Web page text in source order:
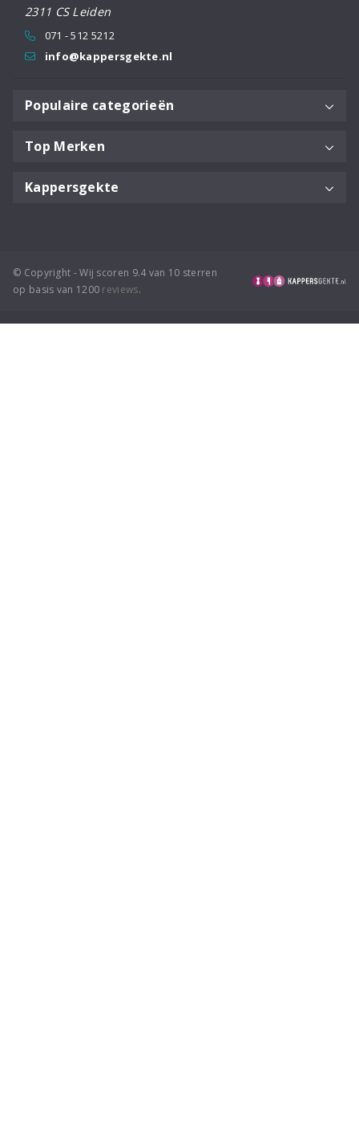
2311 CS Leiden
071 - 512 5212
info@kappersgekte.nl
Populaire categorieën
Top Merken
Kappersgekte
© Copyright - Wij scoren 9.4 van 10 sterren
op basis van 1200 reviews.